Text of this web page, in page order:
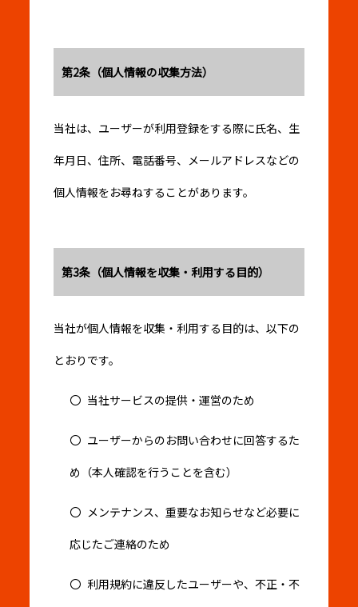
第2条（個人情報の収集方法）
当社は、ユーザーが利用登録をする際に氏名、生
年月日、住所、電話番号、メールアドレスなどの
個人情報をお尋ねすることがあります。
第3条（個人情報を収集・利用する目的）
当社が個人情報を収集・利用する目的は、以下の
とおりです。
当社サービスの提供・運営のため
ユーザーからのお問い合わせに回答するた
め（本人確認を行うことを含む）
メンテナンス、重要なお知らせなど必要に
応じたご連絡のため
利用規約に違反したユーザーや、不正・不